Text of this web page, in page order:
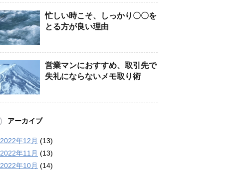
忙しい時こそ、しっかり〇〇を
とる方が良い理由
営業マンにおすすめ、取引先で
失礼にならないメモ取り術
アーカイブ
2022年12月 (13)
2022年11月 (13)
2022年10月 (14)